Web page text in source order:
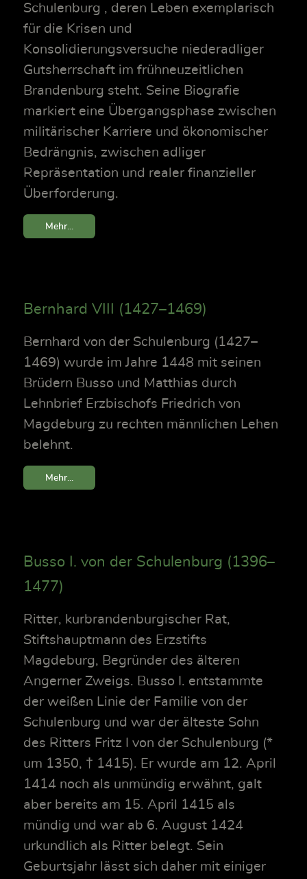
Schulenburg , deren Leben exemplarisch
für die Krisen und
Konsolidierungsversuche niederadliger
Gutsherrschaft im frühneuzeitlichen
Brandenburg steht. Seine Biografie
markiert eine Übergangsphase zwischen
militärischer Karriere und ökonomischer
Bedrängnis, zwischen adliger
Repräsentation und realer finanzieller
Überforderung.
Mehr...
Bernhard VIII (1427–1469)
Bernhard von der Schulenburg (1427–
1469) wurde im Jahre 1448 mit seinen
Brüdern Busso und Matthias durch
Lehnbrief Erzbischofs Friedrich von
Magdeburg zu rechten männlichen Lehen
belehnt.
Mehr...
Busso I. von der Schulenburg (1396–
1477)
Ritter, kurbrandenburgischer Rat,
Stiftshauptmann des Erzstifts
Magdeburg, Begründer des älteren
Angerner Zweigs. Busso I. entstammte
der weißen Linie der Familie von der
Schulenburg und war der älteste Sohn
des Ritters Fritz I von der Schulenburg (*
um 1350, † 1415). Er wurde am 12. April
1414 noch als unmündig erwähnt, galt
aber bereits am 15. April 1415 als
mündig und war ab 6. August 1424
urkundlich als Ritter belegt. Sein
Geburtsjahr lässt sich daher mit einiger